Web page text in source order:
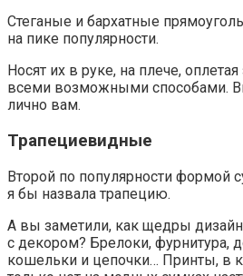
Стеганые и бархатные
на пике популярности.
Носят их в руке, на плече,
всеми возможными способами.
лично вам.
Трапециевидные
Второй по популярности формой
я бы назвала трапецию.
А вы заметили, как щедры
с декором? Брелоки, фурнитура,
кошельки и цепочки… Принты, в